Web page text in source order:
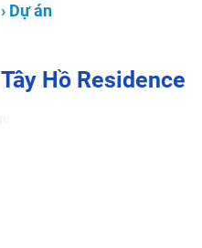
› Dự án
Tây Hồ Residence